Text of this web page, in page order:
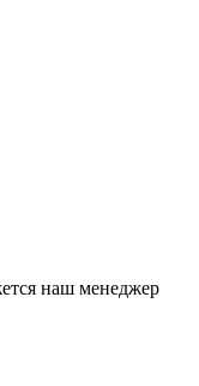
наш менеджер